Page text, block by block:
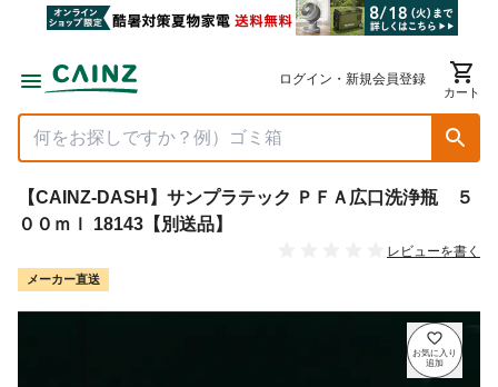
ログイン・新規会員登録
カート
【CAINZ-DASH】サンプラテック ＰＦＡ広口洗浄瓶 ５
００ｍｌ 18143【別送品】
レビューを書く
メーカー直送